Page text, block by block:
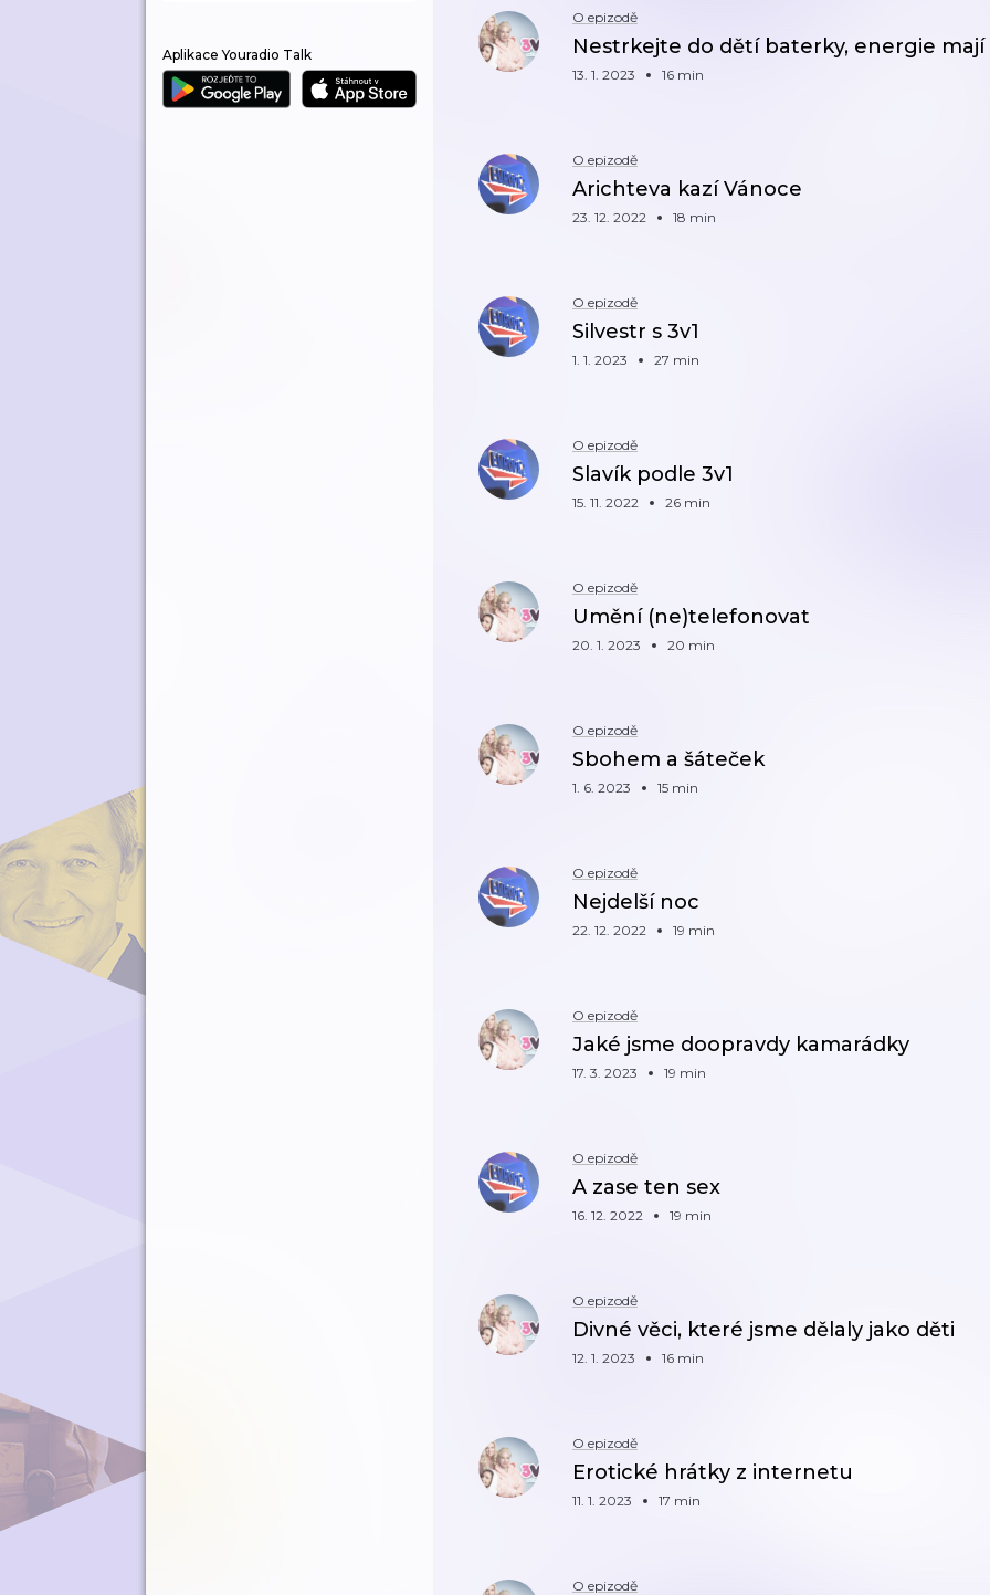
Aplikace Youradio Talk
O epizodě
Nestrkejte do dětí baterky, energie mají
13. 1. 2023 16 min
O epizodě
Arichteva kazí Vánoce
23. 12. 2022 18 min
O epizodě
Silvestr s 3v1
1. 1. 2023 27 min
O epizodě
Slavík podle 3v1
15. 11. 2022 26 min
O epizodě
Umění (ne)telefonovat
20. 1. 2023 20 min
O epizodě
Sbohem a šáteček
1. 6. 2023 15 min
O epizodě
Nejdelší noc
22. 12. 2022 19 min
O epizodě
Jaké jsme doopravdy kamarádky
17. 3. 2023 19 min
O epizodě
A zase ten sex
16. 12. 2022 19 min
O epizodě
Divné věci, které jsme dělaly jako děti
12. 1. 2023 16 min
O epizodě
Erotické hrátky z internetu
11. 1. 2023 17 min
O epizodě